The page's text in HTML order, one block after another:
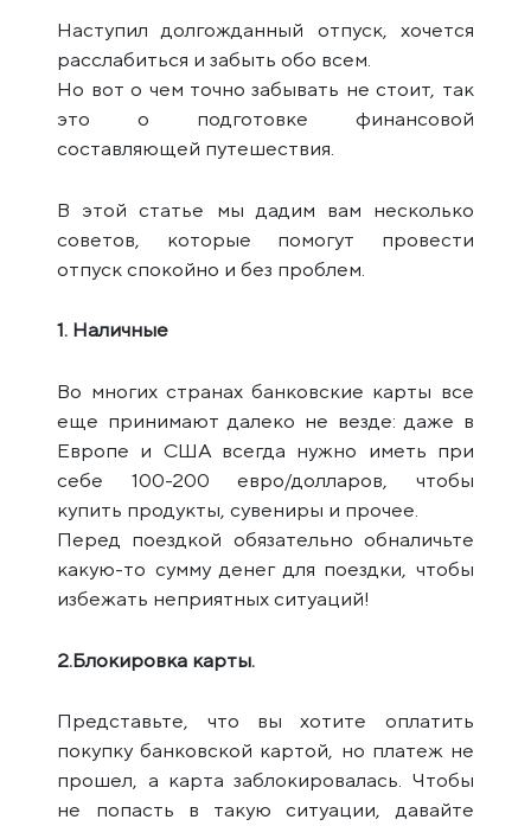
Наступил долгожданный отпуск, хочется
расслабиться и забыть обо всем.
Но вот о чем точно забывать не стоит, так
это о подготовке финансовой
составляющей путешествия.
В этой статье мы дадим вам несколько
советов, которые помогут провести
отпуск спокойно и без проблем.
1. Наличные
Во многих странах банковские карты все
еще принимают далеко не везде: даже в
Европе и США всегда нужно иметь при
себе 100-200 евро/долларов, чтобы
купить продукты, сувениры и прочее.
Перед поездкой обязательно обналичьте
какую-то сумму денег для поездки, чтобы
избежать неприятных ситуаций!
2.Блокировка карты.
Представьте, что вы хотите оплатить
покупку банковской картой, но платеж не
прошел, а карта заблокировалась. Чтобы
не попасть в такую ситуации, давайте